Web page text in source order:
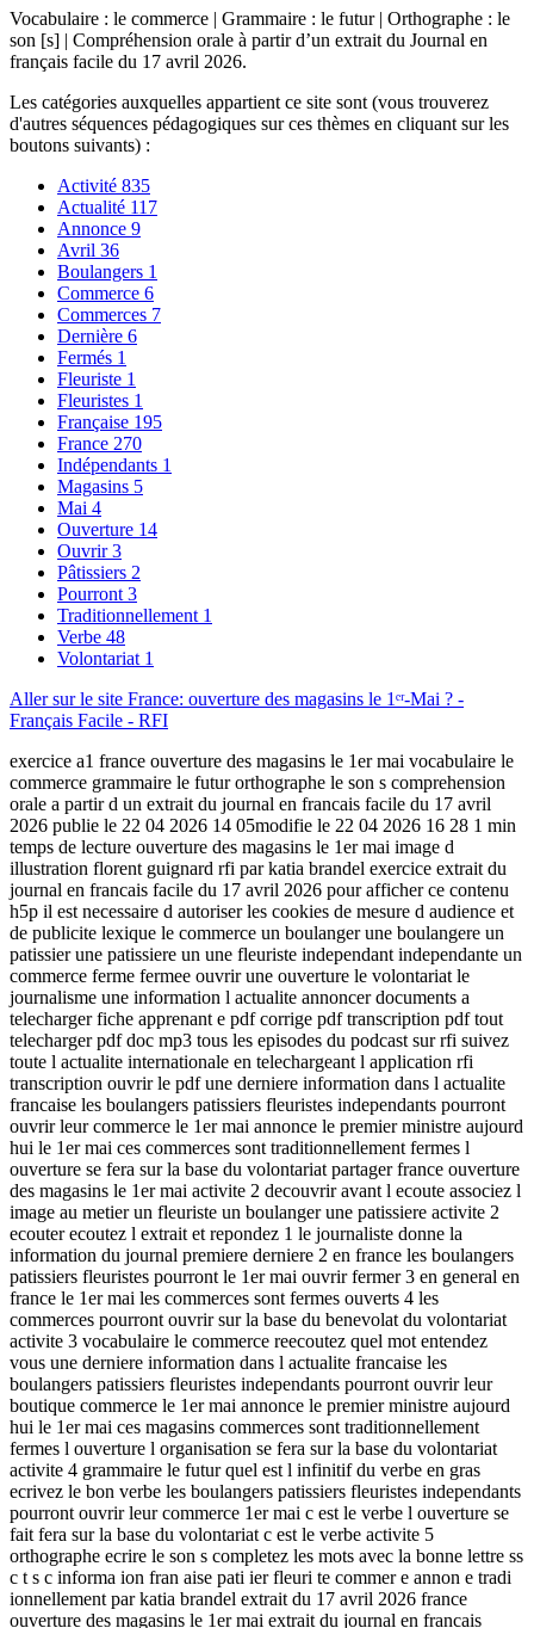
Vocabulaire : le commerce | Grammaire : le futur | Orthographe : le
son [s] | Compréhension orale à partir d’un extrait du Journal en
français facile du 17 avril 2026.
Les catégories auxquelles appartient ce site sont (vous trouverez
d'autres séquences pédagogiques sur ces thèmes en cliquant sur les
boutons suivants) :
Activité 835
Actualité 117
Annonce 9
Avril 36
Boulangers 1
Commerce 6
Commerces 7
Dernière 6
Fermés 1
Fleuriste 1
Fleuristes 1
Française 195
France 270
Indépendants 1
Magasins 5
Mai 4
Ouverture 14
Ouvrir3
Pâtissiers 2
Pourront 3
Traditionnellement 1
Verbe 48
Volontariat 1
Aller sur le site France: ouverture des magasins le 1ᵉʳ-Mai ? -
Français Facile - RFI
exercice a1 france ouverture des magasins le 1er mai vocabulaire le
commerce grammaire le futur orthographe le son s comprehension
orale a partir d un extrait du journal en francais facile du 17 avril
2026 publie le 22 04 2026 14 05modifie le 22 04 2026 16 28 1 min
temps de lecture ouverture des magasins le 1er mai image d
illustration florent guignard rfi par katia brandel exercice extrait du
journal en francais facile du 17 avril 2026 pour afficher ce contenu
h5p il est necessaire d autoriser les cookies de mesure d audience et
de publicite lexique le commerce un boulanger une boulangere un
patissier une patissiere un une fleuriste independant independante un
commerce ferme fermee ouvrir une ouverture le volontariat le
journalisme une information l actualite annoncer documents a
telecharger fiche apprenant e pdf corrige pdf transcription pdf tout
telecharger pdf doc mp3 tous les episodes du podcast sur rfi suivez
toute l actualite internationale en telechargeant l application rfi
transcription ouvrir le pdf une derniere information dans l actualite
francaise les boulangers patissiers fleuristes independants pourront
ouvrir leur commerce le 1er mai annonce le premier ministre aujourd
hui le 1er mai ces commerces sont traditionnellement fermes l
ouverture se fera sur la base du volontariat partager france ouverture
des magasins le 1er mai activite 2 decouvrir avant l ecoute associez l
image au metier un fleuriste un boulanger une patissiere activite 2
ecouter ecoutez l extrait et repondez 1 le journaliste donne la
information du journal premiere derniere 2 en france les boulangers
patissiers fleuristes pourront le 1er mai ouvrir fermer 3 en general en
france le 1er mai les commerces sont fermes ouverts 4 les
commerces pourront ouvrir sur la base du benevolat du volontariat
activite 3 vocabulaire le commerce reecoutez quel mot entendez
vous une derniere information dans l actualite francaise les
boulangers patissiers fleuristes independants pourront ouvrir leur
boutique commerce le 1er mai annonce le premier ministre aujourd
hui le 1er mai ces magasins commerces sont traditionnellement
fermes l ouverture l organisation se fera sur la base du volontariat
activite 4 grammaire le futur quel est l infinitif du verbe en gras
ecrivez le bon verbe les boulangers patissiers fleuristes independants
pourront ouvrir leur commerce 1er mai c est le verbe l ouverture se
fait fera sur la base du volontariat c est le verbe activite 5
orthographe ecrire le son s completez les mots avec la bonne lettre ss
c t s c informa ion fran aise pati ier fleuri te commer e annon e tradi
ionnellement par katia brandel extrait du 17 avril 2026 france
ouverture des magasins le 1er mai extrait du journal en francais